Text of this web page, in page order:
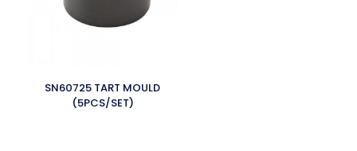
SN60725 TART MOULD
(5PCS/SET)